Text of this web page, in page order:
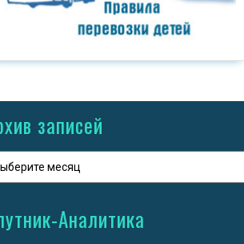
записей
Аналитика